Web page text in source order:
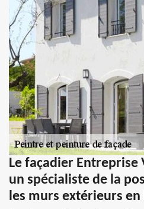
Le façadier Entreprise
un spécialiste de la
les murs extérieurs en